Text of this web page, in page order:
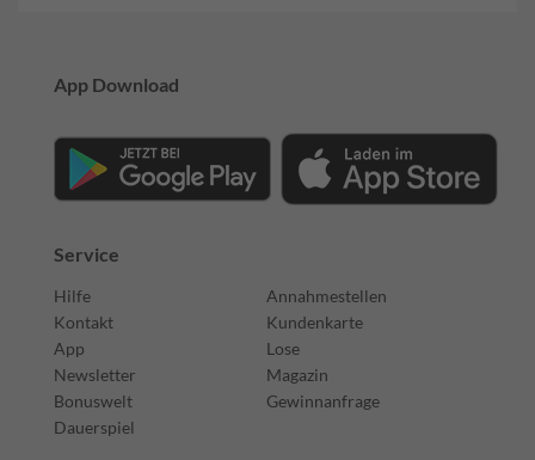
App Download
Service
Hilfe
Kontakt
App
Newsletter
Bonuswelt
Dauerspiel
Annahmestellen
Kundenkarte
Lose
Magazin
Gewinnanfrage